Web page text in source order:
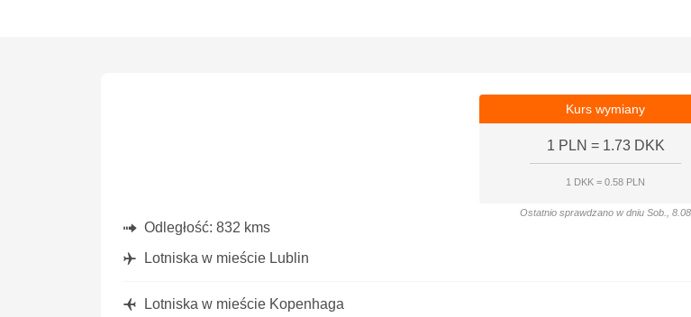
Kurs wymiany
1 PLN = 1.73 DKK
1 DKK = 0.58 PLN
Ostatnio sprawdzano w dniu Sob., 8.08
Odległość: 832 kms
Lotniska w mieście Lublin
Lotniska w mieście Kopenhaga